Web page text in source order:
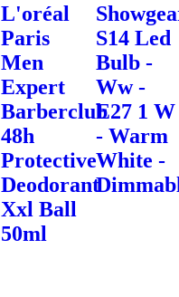
L'oréal
Paris
Men
Expert
Barberclub
48h
Protective
Deodorant
Xxl Ball
50ml
S14 Led
Bulb -
Ww -
E27 1 W
- Warm
White -